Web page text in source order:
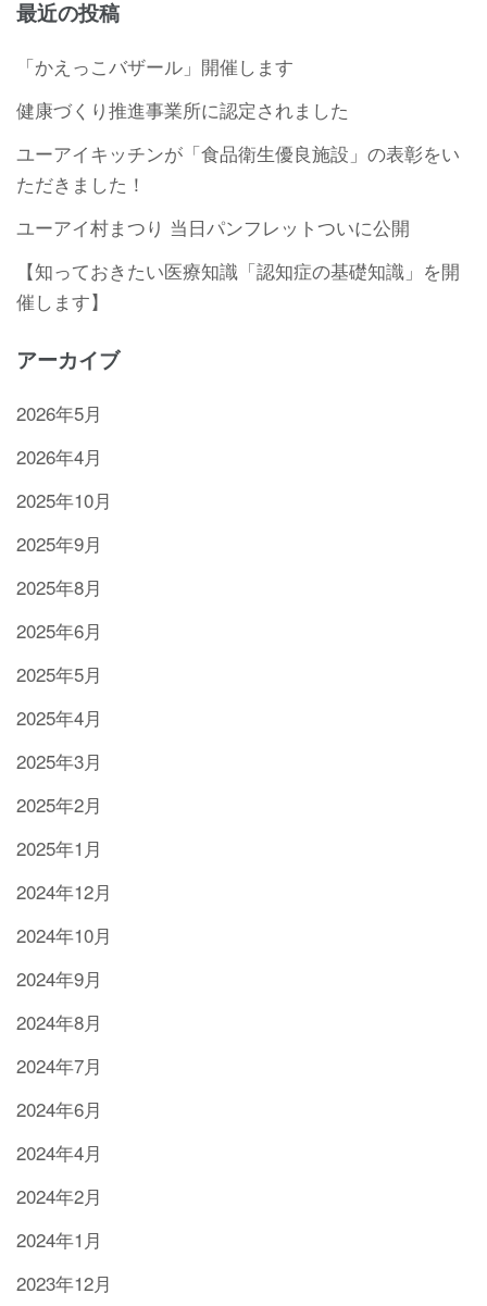
最近の投稿
「かえっこバザール」開催します
健康づくり推進事業所に認定されました
ユーアイキッチンが「食品衛生優良施設」の表彰をい
ただきました！
ユーアイ村まつり 当日パンフレットついに公開
【知っておきたい医療知識「認知症の基礎知識」を開
催します】
アーカイブ
2026年5月
2026年4月
2025年10月
2025年9月
2025年8月
2025年6月
2025年5月
2025年4月
2025年3月
2025年2月
2025年1月
2024年12月
2024年10月
2024年9月
2024年8月
2024年7月
2024年6月
2024年4月
2024年2月
2024年1月
2023年12月